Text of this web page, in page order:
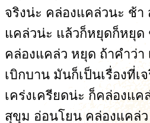
จริงน่ะ คล่องแคล่วนะ ช้
แคล่วน่ะ แล้วก็หยุดก็หยุ
คล่องแคล่ว หยุด ถ้าคำว่า
เบิกบาน มันก็เป็นเรื่องที่เ
เคร่งเครียดน่ะ ก็คล่องแ
สุขุม อ่อนโยน คล่องแคล่